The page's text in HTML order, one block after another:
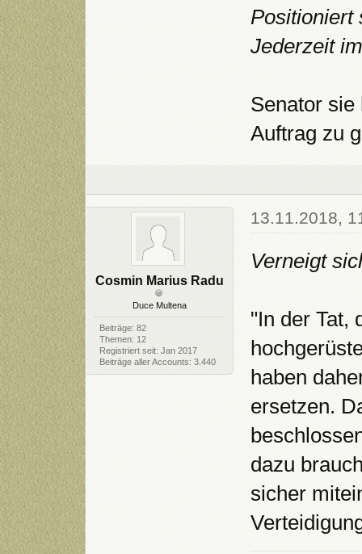
Positioniert
Jederzeit
Senator sie
Auftrag zu
Cosmin Marius Radu
Duce Multena
Beiträge: 82
Themen: 12
Registriert seit: Jan 2017
Beiträge aller Accounts: 3.440
13.11.2018,
Verneigt
"In der Tat,
haben
ersetzen.
dazu
sicher